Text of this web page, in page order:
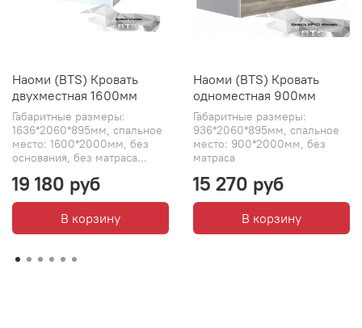
Наоми (BTS) Кровать
двухместная 1600мм
Габаритные размеры:
1636*2060*895мм, спальное
место: 1600*2000мм, без
основания, без матраса...
19 180 руб
В корзину
Наоми (BTS) Кровать
одноместная 900мм
Габаритные размеры:
936*2060*895мм, спальное
место: 900*2000мм, без
матраса
15 270 руб
В корзину